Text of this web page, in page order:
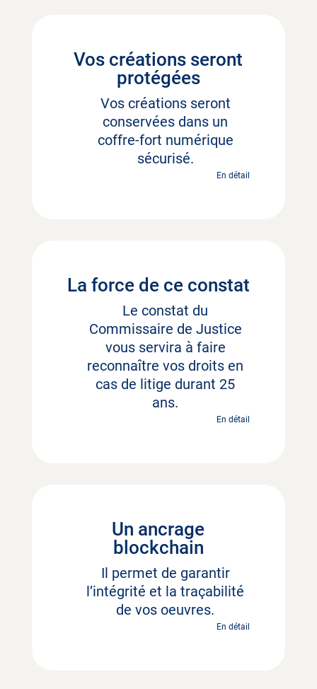
Vos créations seront
protégées
Vos créations seront
conservées dans un
coffre-fort numérique
sécurisé.
En détail
La force de ce constat
Le constat du
Commissaire de Justice
vous servira à faire
reconnaître vos droits en
cas de litige durant 25
ans.
En détail
Un ancrage
blockchain
Il permet de garantir
l’intégrité et la traçabilité
de vos oeuvres.
En détail